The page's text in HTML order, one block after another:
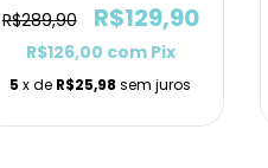
R$289,90 R$129,90
R$126,00 com Pix
5 x de R$25,98 sem juros